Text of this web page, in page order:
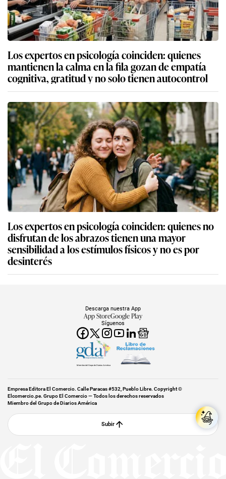
Los expertos en psicología coinciden: quienes
mantienen la calma en la fila gozan de empatía
cognitiva, gratitud y no solo tienen autocontrol
Los expertos en psicología coinciden: quienes no
disfrutan de los abrazos tienen una mayor
sensibilidad a los estímulos físicos y no es por
desinterés
Síguenos
Descarga nuestra App
App StoreGoogle Play
Miembro del Grupo de Diarios América
Empresa Editora El Comercio. Calle Paracas #532, Pueblo Libre. Copyright ©
Elcomercio.pe. Grupo El Comercio — Todos los derechos reservados
Miembro del Grupo de Diarios América
Subir